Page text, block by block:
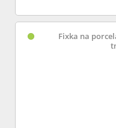
Fixka na